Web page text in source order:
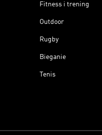
Fitness i trening
Outdoor
Rugby
Bieganie
Tenis